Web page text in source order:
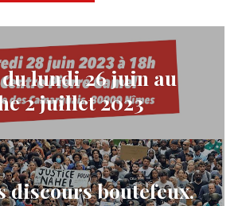
lundi 26 juin au
2 juillet 2023
discours boutefeux,